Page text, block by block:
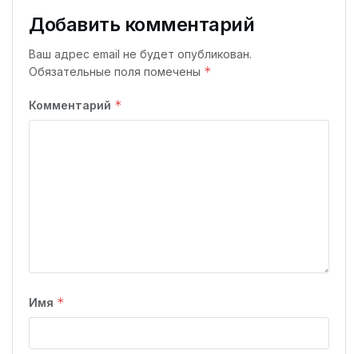
Добавить комментарий
Ваш адрес email не будет опубликован.
Обязательные поля помечены *
Комментарий *
Имя *